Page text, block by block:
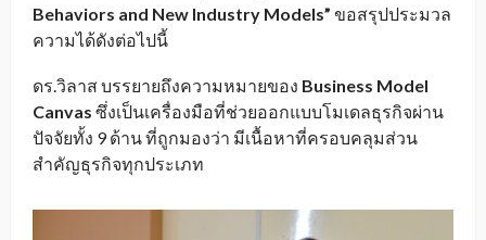
Behaviors and New Industry Models” ขอสรุปประมวล
ความได้ดังต่อไปนี้
ดร.วิลาส บรรยายถึงความหมายของ Business Model
Canvas ซึ่งเป็นเครื่องมือที่ช่วยออกแบบโมเดลธุรกิจผ่าน
ปัจจัยทั้ง 9 ด้าน ที่ถูกมองว่า มีเนื้อหาที่ครอบคลุมส่วน
สำคัญธุรกิจทุกประเภท